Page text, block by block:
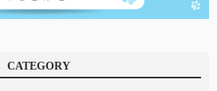
CATEGORY